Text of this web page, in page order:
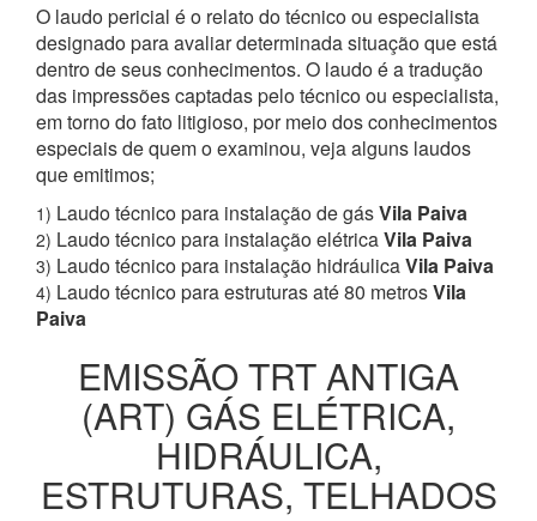
O laudo pericial é o relato do técnico ou especialista
designado para avaliar determinada situação que está
dentro de seus conhecimentos. O laudo é a tradução
das impressões captadas pelo técnico ou especialista,
em torno do fato litigioso, por meio dos conhecimentos
especiais de quem o examinou, veja alguns laudos
que emitimos;
1) Laudo técnico para instalação de gásVila Paiva
2) Laudo técnico para instalação elétricaVila Paiva
3) Laudo técnico para instalação hidráulicaVila Paiva
4) Laudo técnico para estruturas até 80 metrosVila
Paiva
EMISSÃO TRT ANTIGA
(ART) GÁS ELÉTRICA,
HIDRÁULICA,
ESTRUTURAS, TELHADOS